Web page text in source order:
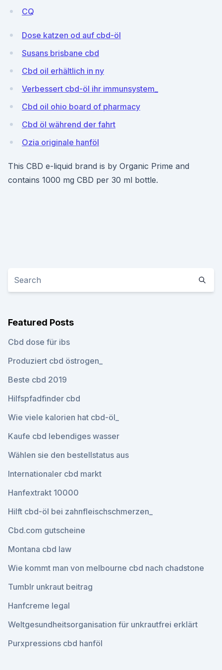
CQ
Dose katzen od auf cbd-öl
Susans brisbane cbd
Cbd oil erhältlich in ny
Verbessert cbd-öl ihr immunsystem_
Cbd oil ohio board of pharmacy
Cbd öl während der fahrt
Ozia originale hanföl
This CBD e-liquid brand is by Organic Prime and
contains 1000 mg CBD per 30 ml bottle.
Featured Posts
Cbd dose für ibs
Produziert cbd östrogen_
Beste cbd 2019
Hilfspfadfinder cbd
Wie viele kalorien hat cbd-öl_
Kaufe cbd lebendiges wasser
Wählen sie den bestellstatus aus
Internationaler cbd markt
Hanfextrakt 10000
Hilft cbd-öl bei zahnfleischschmerzen_
Cbd.com gutscheine
Montana cbd law
Wie kommt man von melbourne cbd nach chadstone
Tumblr unkraut beitrag
Hanfcreme legal
Weltgesundheitsorganisation für unkrautfrei erklärt
Purxpressions cbd hanföl